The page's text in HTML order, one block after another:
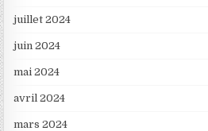
juillet 2024
juin 2024
mai 2024
avril 2024
mars 2024